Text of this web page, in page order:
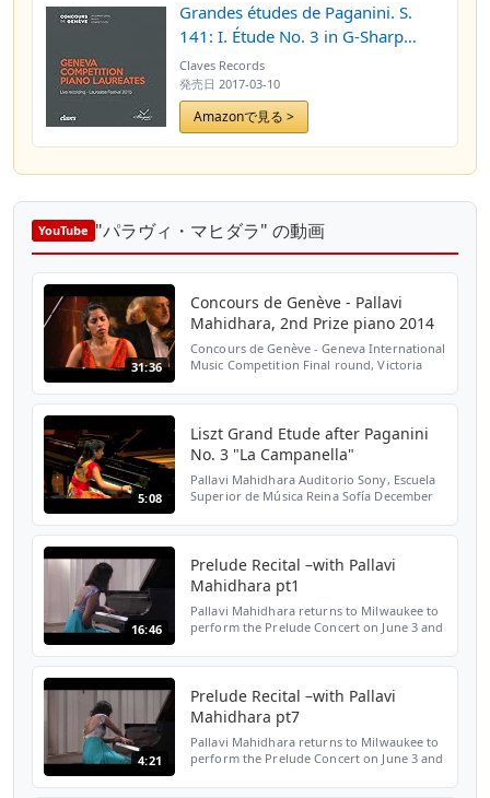
Grandes études de Paganini. S.
141: I. Étude No. 3 in G-Sharp
Minor "La campanella". Allegretto
(Live Recording, Geneva 2015)
Claves Records
発売日 2017-03-10
Amazonで見る >
YouTube "パラヴィ・マヒダラ" の動画
31:36
Concours de Genève - Pallavi
Mahidhara, 2nd Prize piano 2014
Concours de Genève - Geneva International
Music Competition Final round, Victoria
5:08
Liszt Grand Etude after Paganini
No. 3 "La Campanella"
Pallavi Mahidhara Auditorio Sony, Escuela
Superior de Música Reina Sofía December
16:46
Prelude Recital –with Pallavi
Mahidhara pt1
Pallavi Mahidhara returns to Milwaukee to
perform the Prelude Concert on June 3 and
4:21
Prelude Recital –with Pallavi
Mahidhara pt7
Pallavi Mahidhara returns to Milwaukee to
perform the Prelude Concert on June 3 and